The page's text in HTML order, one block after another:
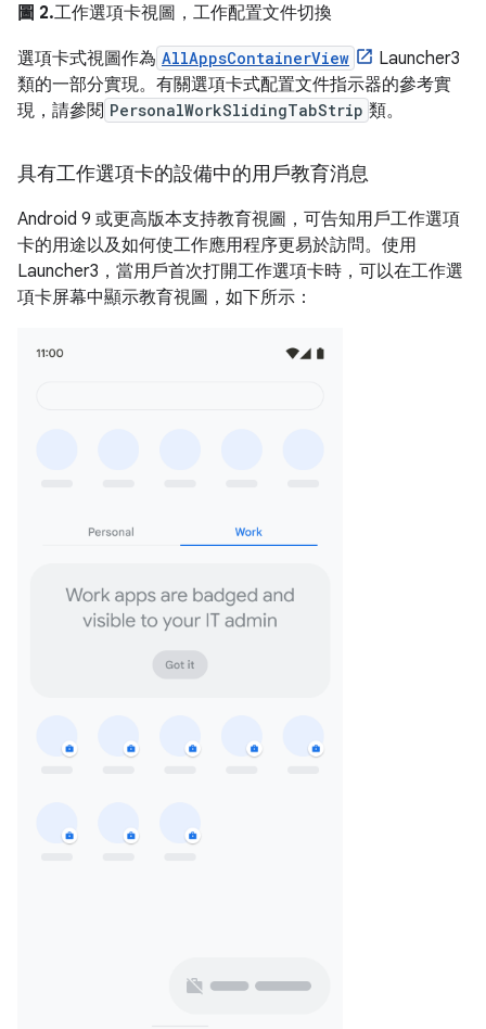
圖 2.工作選項卡視圖，工作配置文件切換
選項卡式視圖作為 AllAppsContainerView
Launcher3
類的一部分實現。有關選項卡式配置文件指示器的參考實
現，請參閱 PersonalWorkSlidingTabStrip 類。
具有工作選項卡的設備中的用戶教育消息
Android 9 或更高版本支持教育視圖，可告知用戶工作選項
卡的用途以及如何使工作應用程序更易於訪問。使用
Launcher3，當用戶首次打開工作選項卡時，可以在工作選
項卡屏幕中顯示教育視圖，如下所示：